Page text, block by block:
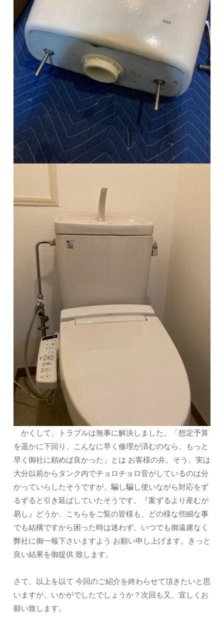
かくして、トラブルは無事に解決しました。「想定予算
を遥かに下回り、こんなに早く修理が済むのなら、もっと
早く御社に頼めば良かった」とは お客様の弁。そう、実は
大分以前からタンク内でチョロチョロ音がしているのは分
かっていらしたそうですが、騙し騙し使いながら対応をず
るずると引き延ばしていたそうです。『案ずるより産むが
易し』どうか、こちらをご覧の皆様も、どの様な些細な事
でも結構ですから困った時は迷わず、いつでも御遠慮なく
弊社に御一報下さいますよう お願い申し上げます。きっと
良い結果を御提供 致します。
さて、以上を以て 今回のご紹介を終わらせて頂きたいと思
いますが、いかがでしたでしょうか？次回も又、宜しくお
願い致します。